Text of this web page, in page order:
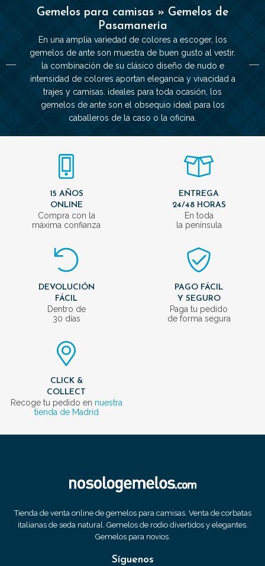
Gemelos para camisas » Gemelos de
Pasamanería
En una amplia variedad de colores a escoger, los
gemelos de ante son muestra de buen gusto al vestir.
la combinación de su clásico diseño de nudo e
intensidad de colores aportan elegancia y vivacidad a
trajes y camisas. ideales para toda ocasión, los
gemelos de ante son el obsequio ideal para los
caballeros de la caso o la oficina.
15 AÑOS
ONLINE
Compra con la
máxima confianza
ENTREGA
24/48 HORAS
En toda
la península
DEVOLUCIÓN
FÁCIL
Dentro de
30 días
PAGO FÁCIL
Y SEGURO
Paga tu pedido
de forma segura
CLICK &
COLLECT
Recoge tu pedido en nuestra
tienda de Madrid
Tienda de venta online de gemelos para camisas. Venta de corbatas
italianas de seda natural. Gemelos de rodio divertidos y elegantes.
Gemelos para novios.
Síguenos